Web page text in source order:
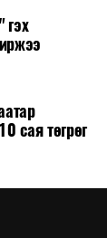
гэх
сая төгрөг